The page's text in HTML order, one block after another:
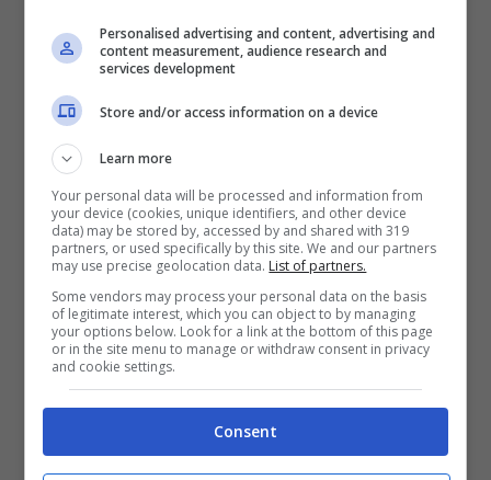
VERIFICA
Mostra Informazioni
BONUS BENVENUTO LOTTOMATICA: 2050€
Per i nuovi utenti della piattaforma: 100% fino a 50€ in
Bonus Scommesse + 100% fino a 2000€ in Bonus
Sport
2050€
Personalised advertising and content, advertising and
content measurement, audience research and
services development
Store and/or access information on a device
Learn more
Your personal data will be processed and information from
your device (cookies, unique identifiers, and other device
data) may be stored by, accessed by and shared with 319
partners, or used specifically by this site. We and our partners
may use precise geolocation data. List of partners.
Some vendors may process your personal data on the basis
of legitimate interest, which you can object to by managing
your options below. Look for a link at the bottom of this page
or in the site menu to manage or withdraw consent in privacy
and cookie settings.
Consent